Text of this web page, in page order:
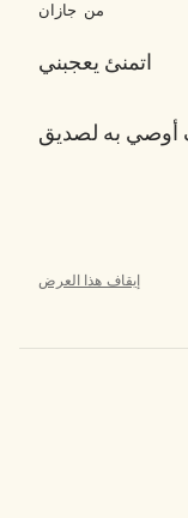
من جازان
اتمنئ يعجبني
به لصديق
إيقاف هذا العرض